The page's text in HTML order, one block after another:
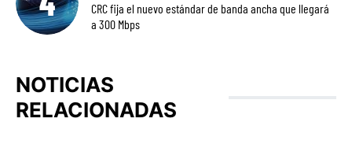
CRC fija el nuevo estándar de banda ancha que llegará
a 300 Mbps
NOTICIAS
RELACIONADAS